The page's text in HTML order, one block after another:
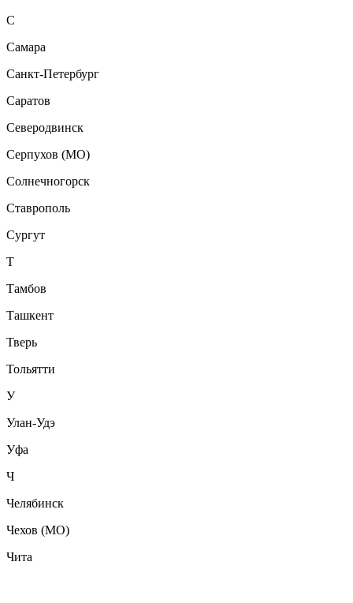
С
Самара
Санкт-Петербург
Саратов
Северодвинск
Серпухов (МО)
Солнечногорск
Ставрополь
Сургут
Т
Тамбов
Ташкент
Тверь
Тольятти
У
Улан-Удэ
Уфа
Ч
Челябинск
Чехов (МО)
Чита